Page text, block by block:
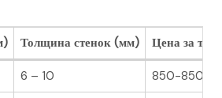
Толщина стенок (мм) Цена за
6 – 10
850-850 –